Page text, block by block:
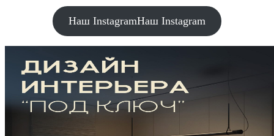
Наш InstagramНаш Instagram